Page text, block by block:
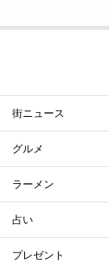
街ニュース
グルメ
ラーメン
占い
プレゼント